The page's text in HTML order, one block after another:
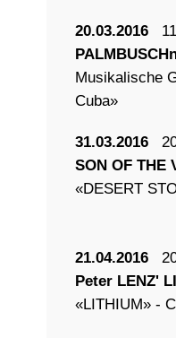
20.03.2016
Musikalische
Cuba»
31.03.2016
SON OF THE
«DESERT
21.04.2016
Peter LENZ'
«LITHIUM» -